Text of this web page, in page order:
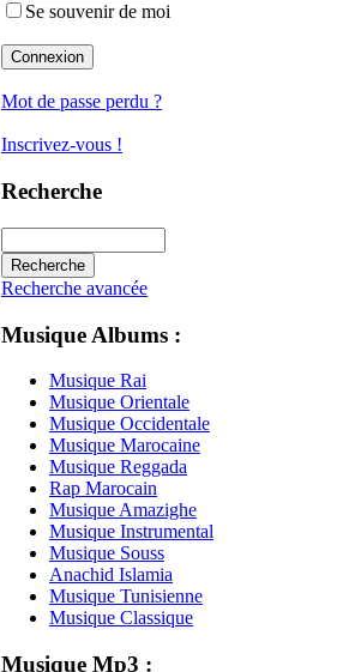
Se souvenir de moi
Mot de passe perdu ?
Inscrivez-vous !
Recherche
Recherche avancée
Musique Albums :
Musique Rai
Musique Orientale
Musique Occidentale
Musique Marocaine
Musique Reggada
Rap Marocain
Musique Amazighe
Musique Instrumental
Musique Souss
Anachid Islamia
Musique Tunisienne
Musique Classique
Musique Mp3 :